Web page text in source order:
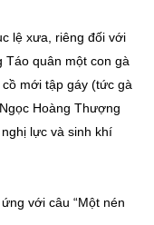
lệ xưa, riêng đối với
Táo quân một con gà
mới tập gáy (tức gà
Hoàng Thượng
lực và sinh khí
với câu “Một nén